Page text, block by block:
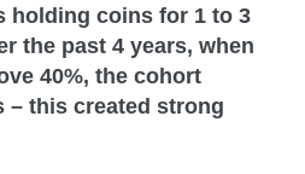
holding coins for 1 to 3
the past 4 years, when
40%, the cohort
– this created strong